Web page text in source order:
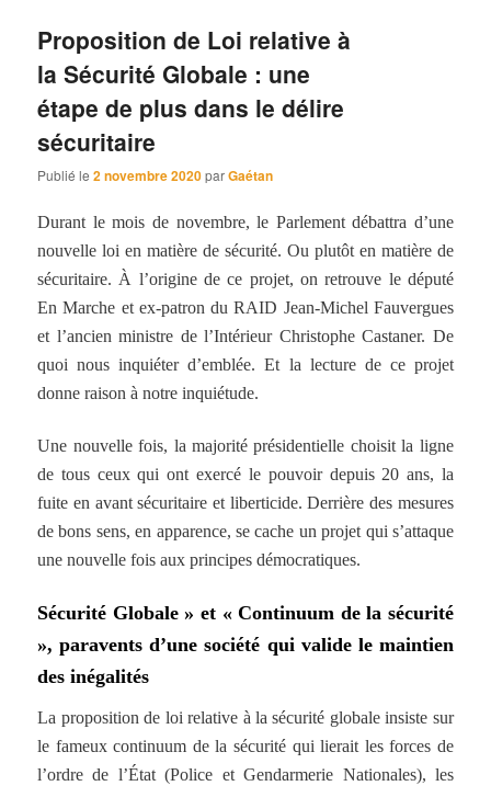
Proposition de Loi relative à
la Sécurité Globale : une
étape de plus dans le délire
sécuritaire
Publié le2 novembre 2020parGaétan
Durant le mois de novembre, le Parlement débattra d’une
nouvelle loi en matière de sécurité. Ou plutôt en matière de
sécuritaire. À l’origine de ce projet, on retrouve le député
En Marche et ex-patron du RAID Jean-Michel Fauvergues
et l’ancien ministre de l’Intérieur Christophe Castaner. De
quoi nous inquiéter d’emblée. Et la lecture de ce projet
donne raison à notre inquiétude.
Une nouvelle fois, la majorité présidentielle choisit la ligne
de tous ceux qui ont exercé le pouvoir depuis 20 ans, la
fuite en avant sécuritaire et liberticide. Derrière des mesures
de bons sens, en apparence, se cache un projet qui s’attaque
une nouvelle fois aux principes démocratiques.
Sécurité Globale » et « Continuum de la sécurité
», paravents d’une société qui valide le maintien
des inégalités
La proposition de loi relative à la sécurité globale insiste sur
le fameux continuum de la sécurité qui lierait les forces de
l’ordre de l’État (Police et Gendarmerie Nationales), les